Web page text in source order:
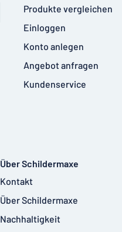
Produkte vergleichen
Einloggen
Konto anlegen
Angebot anfragen
Kundenservice
Über Schildermaxe
Kontakt
Über Schildermaxe
Nachhaltigkeit